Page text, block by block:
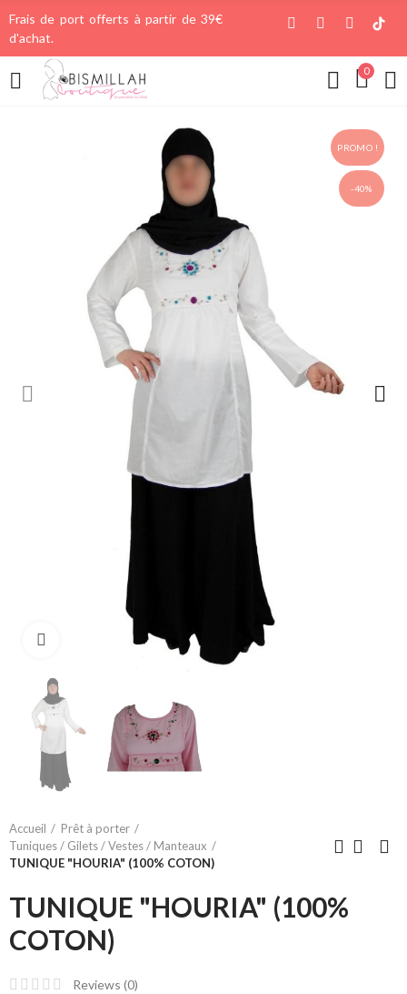
Frais de port offerts à partir de 39€
d'achat.
0
PROMO !
-40%
Click to enlarge
Accueil
Prêt à porter
Tuniques / Gilets / Vestes / Manteaux
TUNIQUE "HOURIA" (100% COTON)
TUNIQUE "HOURIA" (100%
COTON)
Reviews (0)